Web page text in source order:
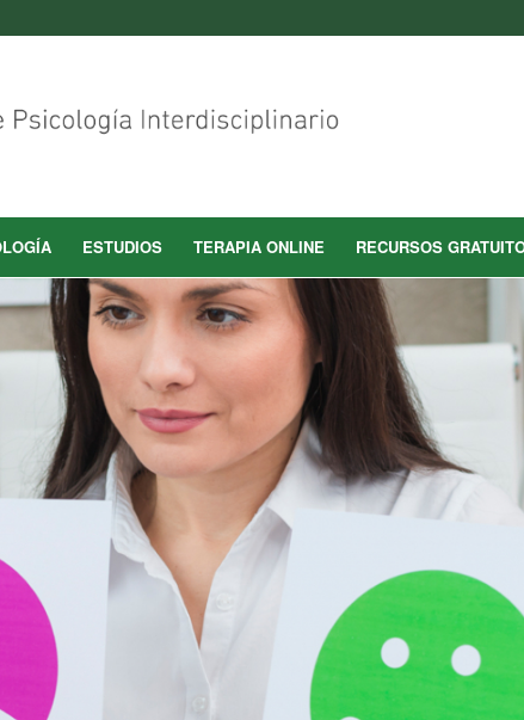
ESTUDIOS TERAPIA ONLINE RECURSOS
una atención contenedora e interdisciplinaria al
la posibilidad de que obtenga la mejor calidad de vida.